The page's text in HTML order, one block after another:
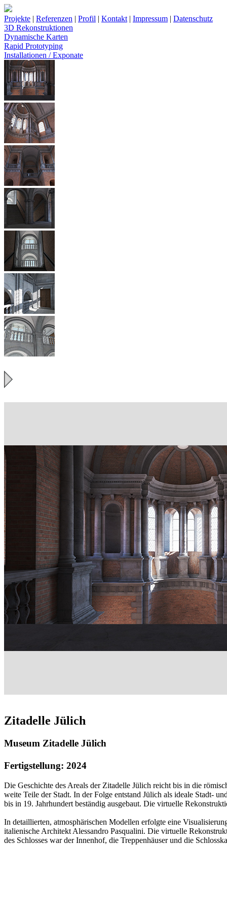
Projekte | Referenzen | Profil | Kontakt | Impressum | Datenschutz
3D Rekonstruktionen
Dynamische Karten
Rapid Prototyping
Installationen / Exponate
Zitadelle Jülich
Museum Zitadelle Jülich
Fertigstellung: 2024
Die Geschichte des Areals der Zitadelle Jülich reicht bis in die
weite Teile der Stadt. In der Folge entstand Jülich als ideale Stadt-
bis in 19. Jahrhundert beständig ausgebaut. Die virtuelle
In detaillierten, atmosphärischen Modellen erfolgte eine
italienische Architekt Alessandro Pasqualini. Die virtuelle
des Schlosses war der Innenhof, die Treppenhäuser und die